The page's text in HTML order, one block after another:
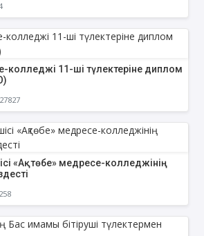
колледжі 11-ші түлектеріне диплом
27827
«Ақтөбе» медресе-колледжінің
258